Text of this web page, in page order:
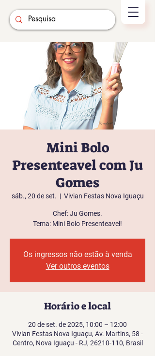
Mini Bolo
Presenteavel com Ju
Gomes
sáb., 20 de set.
  |
Vivian Festas Nova Iguaçu
Chef: Ju Gomes.
Tema: Mini Bolo Presenteavel!
Os ingressos não estão à venda
Ver outros eventos
Horário e local
20 de set. de 2025, 10:00 – 12:00
Vivian Festas Nova Iguaçu, Av. Martins, 58 -
Centro, Nova Iguaçu - RJ, 26210-110, Brasil